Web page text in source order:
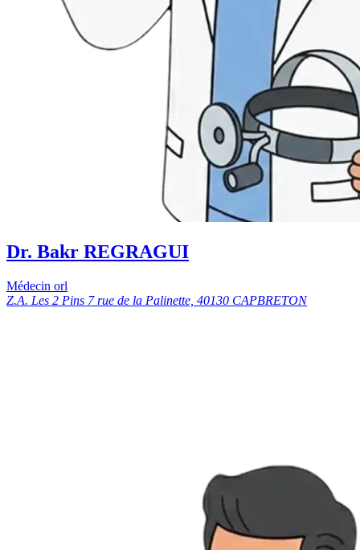
Dr. Bakr REGRAGUI
Médecin orl
Z.A. Les 2 Pins 7 rue de la Palinette, 40130 CAPBRETON